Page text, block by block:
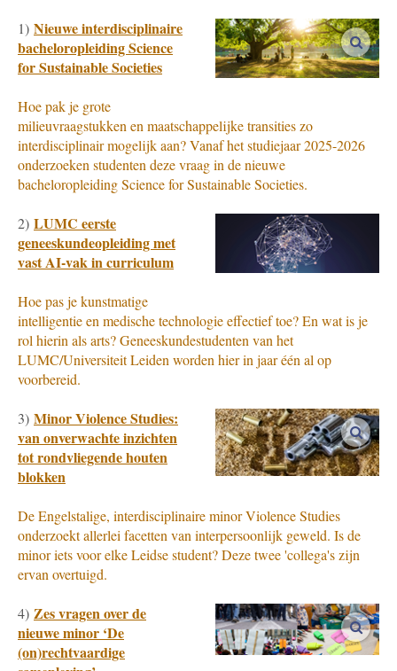
1) Nieuwe interdisciplinaire
bacheloropleiding Science
for Sustainable Societies
Hoe pak je grote
milieuvraagstukken en maatschappelijke transities zo
interdisciplinair mogelijk aan? Vanaf het studiejaar 2025-2026
onderzoeken studenten deze vraag in de nieuwe
bacheloropleiding Science for Sustainable Societies.
2) LUMC eerste
geneeskundeopleiding met
vast AI-vak in curriculum
Hoe pas je kunstmatige
intelligentie en medische technologie effectief toe? En wat is je
rol hierin als arts? Geneeskundestudenten van het
LUMC/Universiteit Leiden worden hier in jaar één al op
voorbereid.
3) Minor Violence Studies:
van onverwachte inzichten
tot rondvliegende houten
blokken
De Engelstalige, interdisciplinaire minor Violence Studies
onderzoekt allerlei facetten van interpersoonlijk geweld. Is de
minor iets voor elke Leidse student? Deze twee 'collega's zijn
ervan overtuigd.
4) Zes vragen over de
nieuwe minor ‘De
(on)rechtvaardige